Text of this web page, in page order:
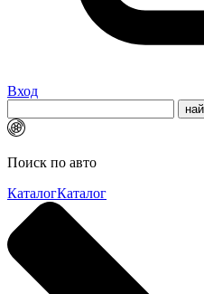
Вход
Поиск по авто
КаталогКаталог